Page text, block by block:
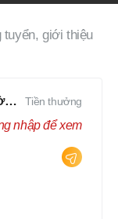
giới thiệu
Teamleader Tuyển dụng IT thị trường Nhật
Tiền thưởng
nhập để xem